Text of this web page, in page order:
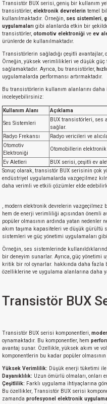
Transistör BUX serisi, geniş bir kullanım
transistörler, elektronik devrelerin temel
kullanılmaktadır. Örneğin, ses sistemleri,
uygulamaları gibi alanlarda etkin bir
transistörler, otomotiv elektroniği ve ev
ürünlerde de kullanılmaktadır.
Transistörlerin sağladığı çeşitli
Örneğin, yüksek verimlilikleri ve düşük güç
sağlamaktadır. Ayrıca, bu transistörler,
uygulamalarda performansı artırmaktadır.
Bu transistörlerin kullanım alanlarını
inceleyebilirsiniz:
Kullanım Alanı Açıklama
Ses Sistemleri
BUX transistörleri, ses
sağlar.
Radyo Frekansı
Radyo vericileri ve
Otomotiv
Elektroniği
Otomobillerin
Ev Aletleri
BUX serisi, çeşitli ev
Sonuç olarak, transistör BUX serisinin çok
endüstriyel uygulamalarda vazgeçilmez
daha verimli ve etkili çözümler elde
, modern elektronik devrelerin vazgeçilmez
hem de enerji verimliliği açısından
popüler olmasının ardında yatan
akım taşıma kapasiteleri ve düşük gürültü
sistemleri ve güç yönetimi uygulamaları
Örneğin, ses sistemlerinde
bir deneyim sunarlar. Ayrıca, güç
kritik bir rol oynarlar. hakkında daha fazla
özelliklerine ve uygulama alanlarına daha
Transistör BUX
Transistör BUX serisi komponentleri,
oynamaktadır. Bu komponentler, hem
avantaj sunar. Özellikle, yüksek akım ve
komponentlerin bu kadar popüler
Yüksek Verimlilik: Düşük enerji tüketimi
Dayanıklılık: Uzun ömürlü olmaları, onları
Çeşitlilik: Farklı uygulama ihtiyaçlarına
Bu özellikler, Transistör BUX serisi
zamanda profesyonel elektronik